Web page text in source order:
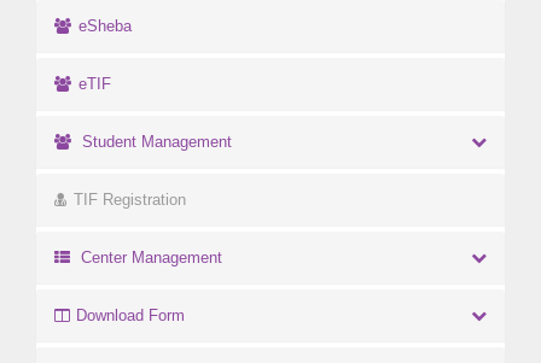
eSheba
eTIF
Student Management
TIF Registration
Center Management
Download Form